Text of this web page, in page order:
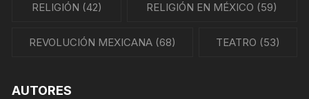
RELIGIÓN (42) RELIGIÓN EN MÉXICO (59)
REVOLUCIÓN MEXICANA (68) TEATRO (53)
AUTORES